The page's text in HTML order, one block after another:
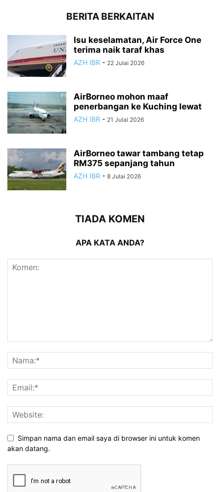
BERITA BERKAITAN
Isu keselamatan, Air Force One
terima naik taraf khas
AZH IBR - 22 Julai 2026
AirBorneo mohon maaf
penerbangan ke Kuching lewat
AZH IBR - 21 Julai 2026
AirBorneo tawar tambang tetap
RM375 sepanjang tahun
AZH IBR - 8 Julai 2026
TIADA KOMEN
APA KATA ANDA?
Simpan nama dan email saya di browser ini untuk komen
akan datang.